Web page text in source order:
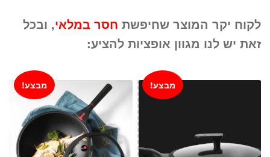
היה:
₪499.
הוא:
₪290.
לקוח יקר המוצר שחיפשת חסר במלאי, ובכל
זאת יש לנו מגוון אופציות להציע:
מבצע! מבצע!